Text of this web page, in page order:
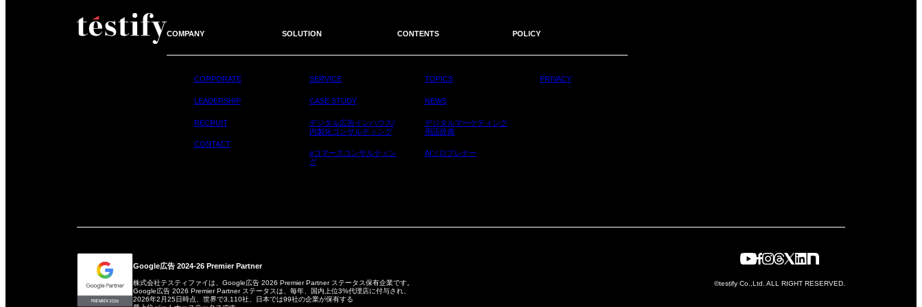
COMPANY
CORPORATE
LEADERSHIP
RECRUIT
CONTACT
SOLUTION
SERVICE
CASE STUDY
デジタル広告インハウス/
内製化コンサルティング
eコマースコンサルティン
グ
CONTENTS
TOPICS
NEWS
デジタルマーケティング
用語辞典
AIソロプレナー
POLICY
PRIVACY
Google広告 2024-26 Premier Partner
株式会社テスティファイは、Google広告 2026 Premier Partner ステータス保有企業です。
Google広告 2026 Premier Partner ステータスは、毎年、国内上位3%代理店に付与され、
2026年2月25日時点、世界で3,110社、日本では99社の企業が保有する
©testify Co.,Ltd. ALL RIGHT RESERVED.